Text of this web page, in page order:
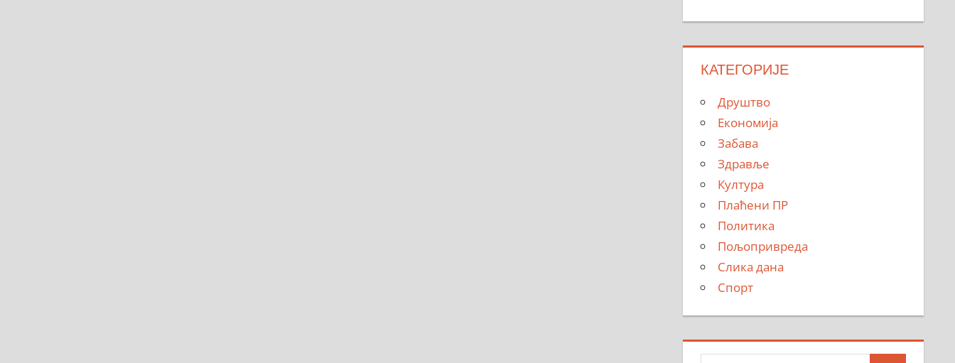
КАТЕГОРИЈЕ
Друштво
Економија
Забава
Здравље
Култура
Плаћени ПР
Политика
Пољопривреда
Слика дана
Спорт